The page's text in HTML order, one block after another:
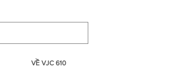
VỀ VJC 610